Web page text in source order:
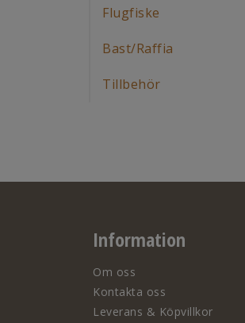
Flugfiske
Bast/Raffia
Tillbehör
Information
Om oss
Kontakta oss
Leverans & Köpvillkor